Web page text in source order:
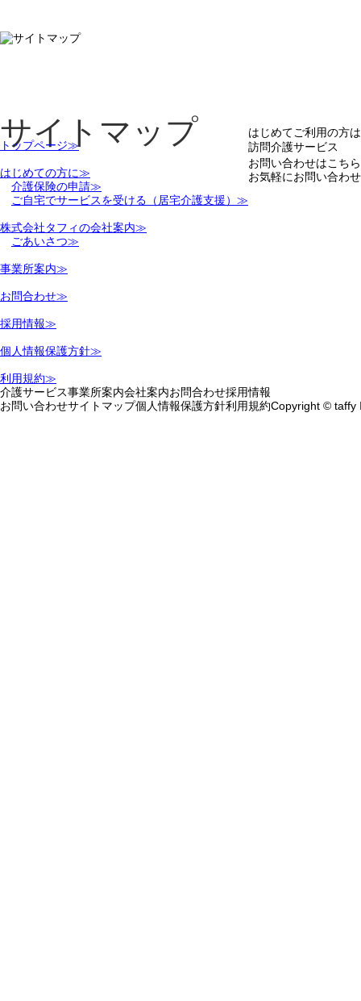
サイトマップ
トップページ≫
はじめての方に≫
介護保険の申請≫
ご自宅でサービスを受ける（居宅介護支援）≫
株式会社タフィの会社案内≫
ごあいさつ≫
事業所案内≫
お問合わせ≫
採用情報≫
個人情報保護方針≫
利用規約≫
はじめてご利用の方
訪問介護サービス
お問い合わせはこちら
お気軽にお問い合わ
介護サービス事業所案内会社案内お問合わせ採用情報
お問い合わせサイトマップ個人情報保護方針利用規約Copyright © taffy